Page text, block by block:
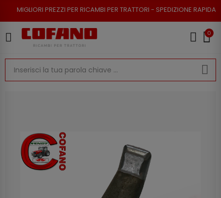
PREZZI PER RICAMBI PER TRATTORI - SPEDIZIONE RAPIDA - RESO
0